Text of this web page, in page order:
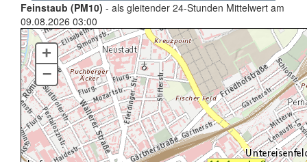
Feinstaub (PM10) - als gleitender 24-Stunden Mittelwert am
09.08.2026 03:00
+
–